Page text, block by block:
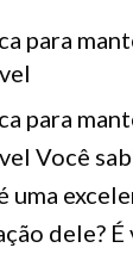
para
para
Você
uma
dele? É